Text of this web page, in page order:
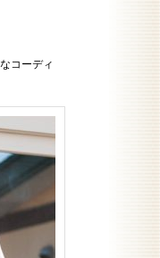
コーディ